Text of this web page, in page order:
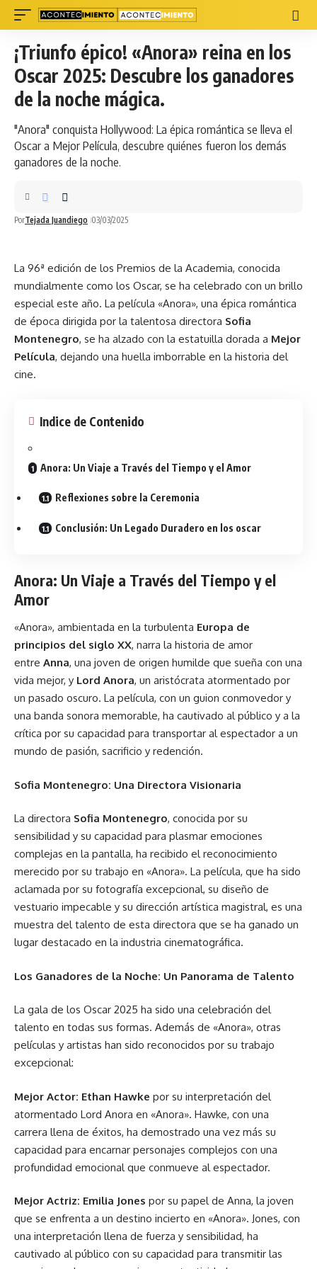
¡Triunfo épico! «Anora» reina en los
Oscar 2025: Descubre los ganadores
de la noche mágica.
"Anora" conquista Hollywood: La épica romántica se lleva el
Oscar a Mejor Película, descubre quiénes fueron los demás
ganadores de la noche.
PorTejada Juandiego 03/03/2025
La 96ª edición de los Premios de la Academia, conocida
mundialmente como los Oscar, se ha celebrado con un brillo
especial este año. La película «Anora», una épica romántica
de época dirigida por la talentosa directora Sofia
Montenegro, se ha alzado con la estatuilla dorada a Mejor
Película, dejando una huella imborrable en la historia del
cine.
Indice de Contenido
Anora: Un Viaje a Través del Tiempo y el Amor
Reflexiones sobre la Ceremonia
Conclusión: Un Legado Duradero en los oscar
Anora: Un Viaje a Través del Tiempo y el
Amor
«Anora», ambientada en la turbulenta Europa de
principios del siglo XX, narra la historia de amor
entre Anna, una joven de origen humilde que sueña con una
vida mejor, y Lord Anora, un aristócrata atormentado por
un pasado oscuro. La película, con un guion conmovedor y
una banda sonora memorable, ha cautivado al público y a la
crítica por su capacidad para transportar al espectador a un
mundo de pasión, sacrificio y redención.
Sofia Montenegro: Una Directora Visionaria
La directora Sofia Montenegro, conocida por su
sensibilidad y su capacidad para plasmar emociones
complejas en la pantalla, ha recibido el reconocimiento
merecido por su trabajo en «Anora». La película, que ha sido
aclamada por su fotografía excepcional, su diseño de
vestuario impecable y su dirección artística magistral, es una
muestra del talento de esta directora que se ha ganado un
lugar destacado en la industria cinematográfica.
Los Ganadores de la Noche: Un Panorama de Talento
La gala de los Oscar 2025 ha sido una celebración del
talento en todas sus formas. Además de «Anora», otras
películas y artistas han sido reconocidos por su trabajo
excepcional:
Mejor Actor: Ethan Hawke por su interpretación del
atormentado Lord Anora en «Anora». Hawke, con una
carrera llena de éxitos, ha demostrado una vez más su
capacidad para encarnar personajes complejos con una
profundidad emocional que conmueve al espectador.
Mejor Actriz: Emilia Jones por su papel de Anna, la joven
que se enfrenta a un destino incierto en «Anora». Jones, con
una interpretación llena de fuerza y sensibilidad, ha
cautivado al público con su capacidad para transmitir las